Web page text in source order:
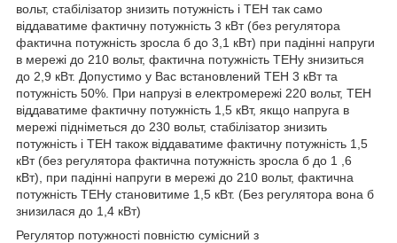
вольт, стабілізатор знизить потужність і ТЕН так само
віддаватиме фактичну потужність 3 кВт (без регулятора
фактична потужність зросла б до 3,1 кВт) при падінні напруги
в мережі до 210 вольт, фактична потужність ТЕНу знизиться
до 2,9 кВт. Допустимо у Вас встановлений ТЕН 3 кВт та
потужність 50%. При напрузі в електромережі 220 вольт, ТЕН
віддаватиме фактичну потужність 1,5 кВт, якщо напруга в
мережі підніметься до 230 вольт, стабілізатор знизить
потужність і ТЕН також віддаватиме фактичну потужність 1,5
кВт (без регулятора фактична потужність зросла б до 1 ,6
кВт), при падінні напруги в мережі до 210 вольт, фактична
потужність ТЕНу становитиме 1,5 кВт. (Без регулятора вона б
знизилася до 1,4 кВт)
Регулятор потужності повністю сумісний з